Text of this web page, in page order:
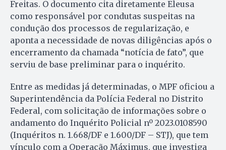
Freitas. O documento cita diretamente Eleusa
como responsável por condutas suspeitas na
condução dos processos de regularização, e
aponta a necessidade de novas diligências após o
encerramento da chamada “notícia de fato”, que
serviu de base preliminar para o inquérito.
Entre as medidas já determinadas, o MPF oficiou a
Superintendência da Polícia Federal no Distrito
Federal, com solicitação de informações sobre o
andamento do Inquérito Policial nº 2023.0108590
(Inquéritos n. 1.668/DF e 1.600/DF – STJ), que tem
vínculo com a Operação Máximus, que investiga